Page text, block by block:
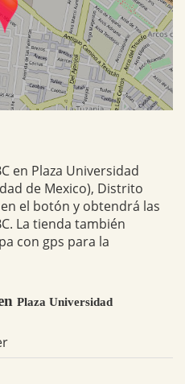
en Plaza Universidad
de Mexico), Distrito
el botón y obtendrá las
La tienda también
con gps para la
Plaza Universidad